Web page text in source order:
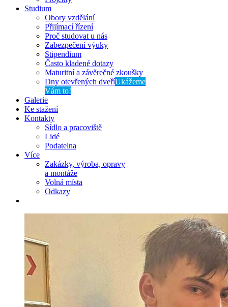
Studium
Obory vzdělání
Přijímací řízení
Proč studovat u nás
Zabezpečení výuky
Stipendium
Často kladené dotazy
Maturitní a závěrečné zkoušky
Dny otevřených dveříUkážeme
Vám to!
Galerie
Ke stažení
Kontakty
Sídlo a pracoviště
Lidé
Podatelna
Více
Zakázky, výroba, opravy
a montáže
Volná místa
Odkazy